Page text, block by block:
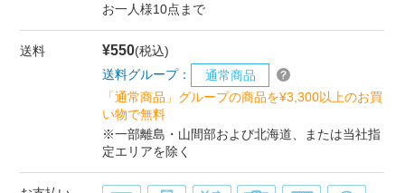
お一人様10点まで
送料 ¥550(税込)
送料グループ：
通常商品
「通常商品」グループの商品を¥3,300以上のお買
い物で無料
※一部離島・山間部および北海道、または当社指
定エリアを除く